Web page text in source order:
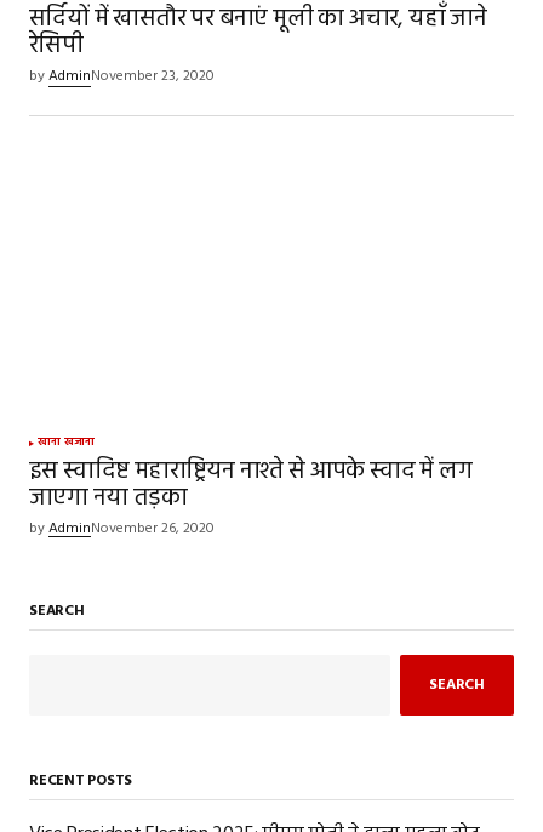
सर्दियों में खासतौर पर बनाएं मूली का अचार, यहाँ जाने
रेसिपी
byAdminNovember 23, 2020
खाना खजाना
इस स्वादिष्ट महाराष्ट्रियन नाश्ते से आपके स्वाद में लग
जाएगा नया तड़का
byAdminNovember 26, 2020
SEARCH
SEARCH
RECENT POSTS